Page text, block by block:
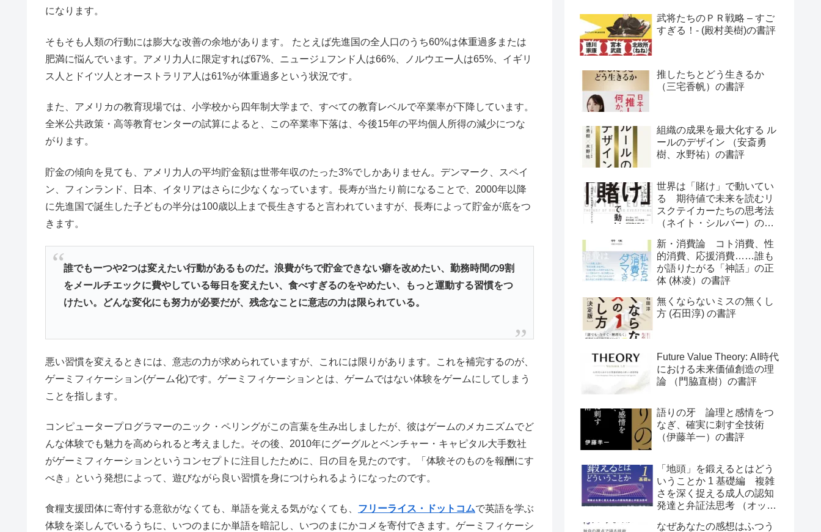
になります。
そもそも人類の行動には膨大な改善の余地があります。 たとえば先進国の全人口のうち60%は体重過多または
肥満に悩んでいます。アメリ力人に限定すれば67%、ニュージ⊥フンド人は66%、ノルウエー人は65%、イギリ
ス人とドイツ人とオーストラリア人は61%が体重過多という状況です。
また、アメリカの教育現場では、小学校から四年制大学まで、すべての教育レベルで卒業率が下降しています。
全米公共政策・高等教育センターの試算によると、この卒業率下落は、今後15年の平均個人所得の減少につな
がります。
貯金の傾向を見ても、アメリ力人の平均貯金額は世帯年収のたった3%でしかありません。デンマーク、スペイ
ン、フィンランド、日本、イタリアはさらに少なくなっています。長寿が当たり前になることで、2000年以降
に先進国で誕生した子どもの半分は100歳以上まで長生きすると言われていますが、長寿によって貯金が底をつ
きます。
誰でもーつや2つは変えたい行動があるものだ。浪費がちで貯金できない癖を改めたい、勤務時間の9割
をメールチエックに費やしている毎日を変えたい、食べすぎるのをやめたい、もっと運動する習慣をつ
けたい。どんな変化にも努力が必要だが、残念なことに意志の力は限られている。
悪い習慣を変えるときには、意志の力が求められていますが、これには限りがあります。これを補完するのが、
ゲーミフィケーション(ゲーム化)です。ゲーミフィケーションとは、ゲームではない体験をゲームにしてしまう
ことを指します。
コンピュータープログラマーのニック・ペリングがこの言葉を生み出しましたが、彼はゲームのメカニズムでど
んな体験でも魅力を高められると考えました。その後、2010年にグーグルとベンチャー・キャピタル大手数社
がゲーミフィケーションというコンセプトに注目したために、日の目を見たのです。「体験そのものを報酬にす
べき」という発想によって、遊びながら良い習慣を身につけられるようになったのです。
食糧支援団体に寄付する意欲がなくても、単語を覚える気がなくても、 フリーライス・ドットコムで英語を学ぶ
体験を楽しんでいるうちに、いつのまにか単語を暗記し、いつのまにかコメを寄付できます。ゲーミフィケーシ
武将たちのＰＲ戦略 – すご
すぎる！- (殿村美樹)の書評
推したちとどう生きるか
（三宅香帆）の書評
組織の成果を最大化する ル
ールのデザイン （安斎勇
樹、水野祐）の書評
世界は「賭け」で動いてい
る 期待値で未来を読むリ
スクテイカーたちの思考法
（ネイト・シルバー）の書
新・消費論 コト消費、性
的消費、応援消費……誰も
が語りたがる「神話」の正
体 (林凌）の書評
無くならないミスの無くし
方 (石田淳) の書評
Future Value Theory: AI時代
における未来価値創造の理
論 （門脇直樹）の書評
語りの牙 論理と感情をつ
なぎ、確実に刺す全技術
（伊藤羊一）の書評
「地頭」を鍛えるとはどう
いうことか 1 基礎編 複雑
さを深く捉える成人の認知
発達と弁証法思考 （オット
なぜあなたの感想はふつう